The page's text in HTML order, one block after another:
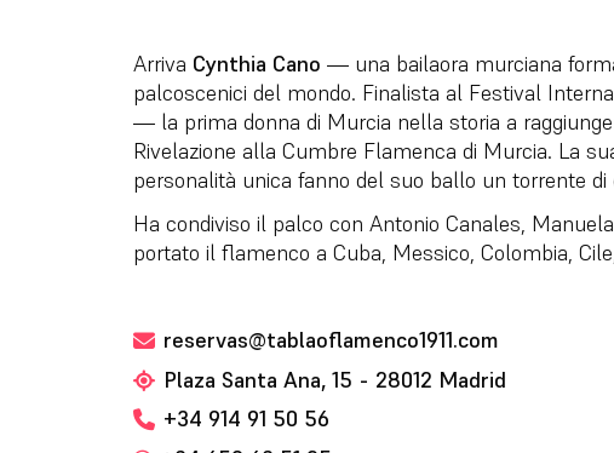
Arriva Cynthia Cano — una bailaora murciana
palcoscenici del mondo. Finalista al Festival
— la prima donna di Murcia nella storia a
Rivelazione alla Cumbre Flamenca di Murcia. La
personalità unica fanno del suo ballo un torrente di
Ha condiviso il palco con Antonio Canales,
portato il flamenco a Cuba, Messico, Colombia,
reservas@tablaoflamenco1911.com
Plaza Santa Ana, 15 - 28012 Madrid
+34 914 91 50 56